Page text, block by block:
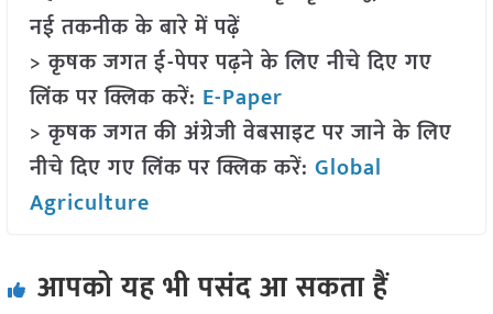
नई तकनीक के बारे में पढ़ें
> कृषक जगत ई-पेपर पढ़ने के लिए नीचे दिए गए
लिंक पर क्लिक करें: E-Paper
> कृषक जगत की अंग्रेजी वेबसाइट पर जाने के लिए
नीचे दिए गए लिंक पर क्लिक करें: Global
Agriculture
आपको यह भी पसंद आ सकता हैं